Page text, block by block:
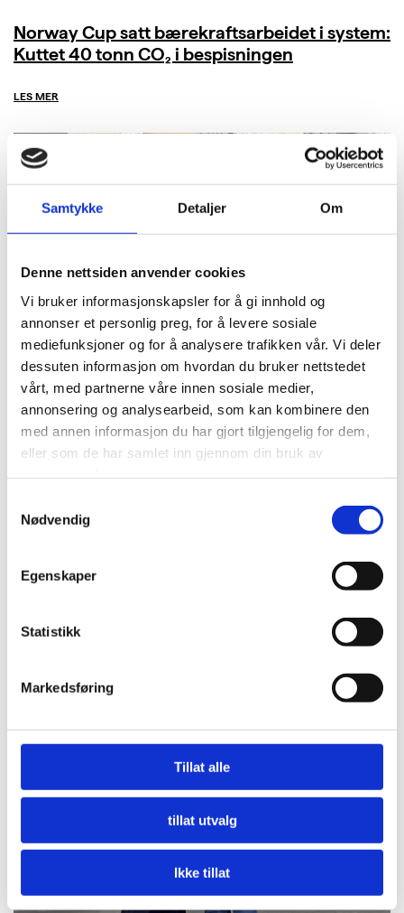
Samtykke Detaljer Om
Denne nettsiden anvender cookies
Vi bruker informasjonskapsler for å gi innhold og
annonser et personlig preg, for å levere sosiale
mediefunksjoner og for å analysere trafikken vår. Vi deler
dessuten informasjon om hvordan du bruker nettstedet
vårt, med partnerne våre innen sosiale medier,
annonsering og analysearbeid, som kan kombinere den
med annen informasjon du har gjort tilgjengelig for dem,
eller som de har samlet inn gjennom din bruk av
Nødvendig
Egenskaper
Statistikk
Markedsføring
Tillat alle
tillat utvalg
Ikke tillat
Norway Cup satt bærekraftsarbeidet i system:
Kuttet 40 tonn CO₂ i bespisningen
LES MER